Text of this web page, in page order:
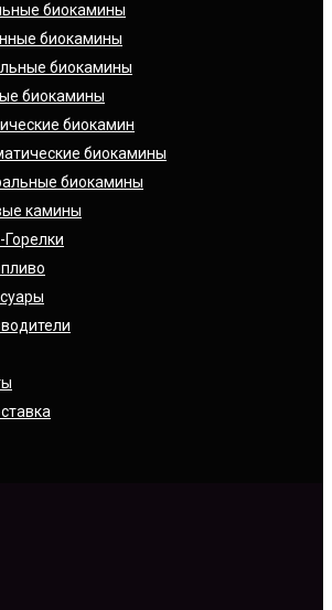
биокамины
биокамины
биокамины
биокамины
биокамин
биокамины
биокамины
камины
Горелки